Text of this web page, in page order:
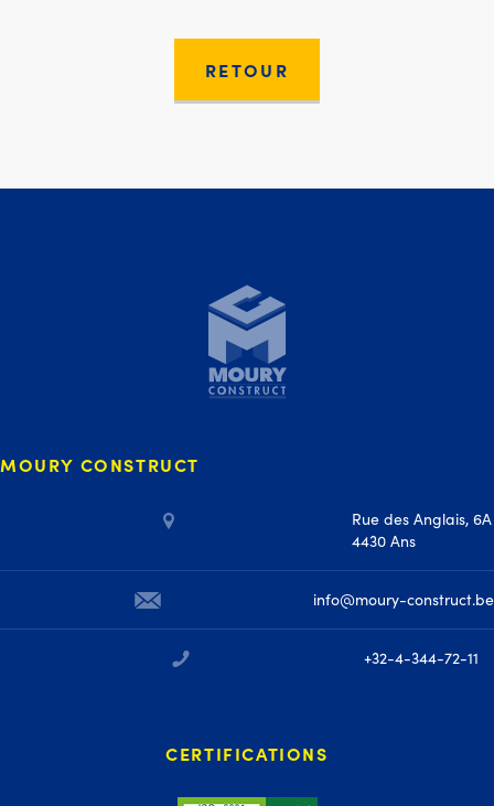
RETOUR
MOURY CONSTRUCT
Rue des Anglais, 6A
4430 Ans
info@moury-construct.be
+32-4-344-72-11
CERTIFICATIONS